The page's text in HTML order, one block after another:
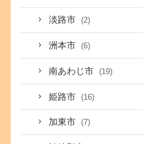
淡路市 (2)
洲本市 (6)
南あわじ市 (19)
姫路市 (16)
加東市 (7)